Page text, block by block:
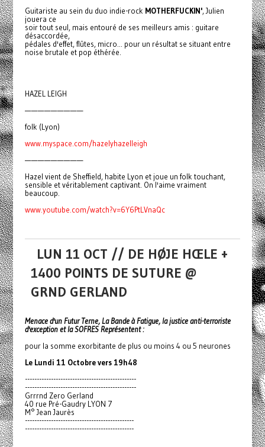
Guitariste au sein du duo indie-rock MOTHERFUCKIN', Julien
jouera ce
soir tout seul, mais entouré de ses meilleurs amis : guitare
désaccordée,
pédales d'effet, flûtes, micro... pour un résultat se situant entre
noise brutale et pop éthérée.
HAZEL LEIGH
—————————
folk (Lyon)
www.myspace.com/hazelyhazelleigh
—————————
Hazel vient de Sheffield, habite Lyon et joue un folk touchant,
sensible et véritablement captivant. On l'aime vraiment
beaucoup.
www.youtube.com/watch?v=6Y6PtLVnaQc
LUN 11 OCT // DE HØJE HŒLE +
1400 POINTS DE SUTURE @
GRND GERLAND
Menace d'un Futur Terne, La Bande à Fatigue, la justice anti-terroriste
d'exception et la SOFRES Représentent :
pour la somme exorbitante de plus ou moins 4 ou 5 neurones
Le Lundi 11 Octobre vers 19h48
-----------------------------------------------
-----------------------------------------------
Grrrnd Zero Gerland
40 rue Pré-Gaudry LYON 7
M° Jean Jaurès
----------------------------------------------
----------------------------------------------